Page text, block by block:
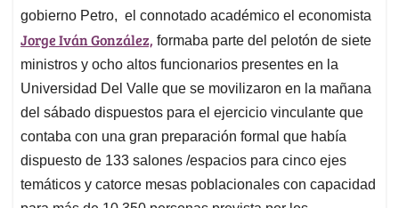
gobierno Petro, el connotado académico el economista
Jorge Iván González, formaba parte del pelotón de siete
ministros y ocho altos funcionarios presentes en la
Universidad Del Valle que se movilizaron en la mañana
del sábado dispuestos para el ejercicio vinculante que
contaba con una gran preparación formal que había
dispuesto de 133 salones /espacios para cinco ejes
temáticos y catorce mesas poblacionales con capacidad